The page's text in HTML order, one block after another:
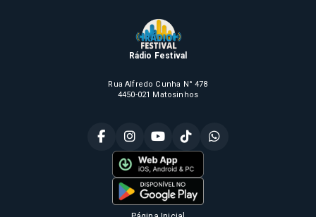
Rádio Festival
Rua Alfredo Cunha N° 478
4450-021 Matosinhos